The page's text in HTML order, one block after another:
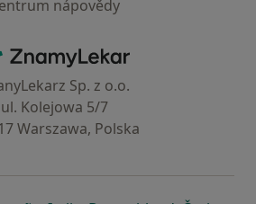
nápovědy
ZnamyLekar - Hlavní stránka
Sp. z o.o.
ul. Kolejowa 5/7
Warszawa, Polska